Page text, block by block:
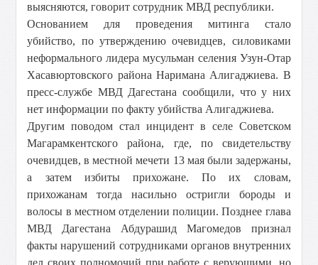
выясняются, говорит сотрудник МВД республики.
Основанием для проведения митинга стало
убийство, по утверждению очевидцев, силовиками
неформального лидера мусульман селения Узун-Отар
Хасавюртовского района Наримана Алигаджиева. В
пресс-службе МВД Дагестана сообщили, что у них
нет информации по факту убийства Алигаджиева.
Другим поводом стал инцидент в селе Советском
Магарамкентского района, где, по свидетельству
очевидцев, в местной мечети 13 мая были задержаны,
а затем избиты прихожане. По их словам,
прихожанам тогда насильно остригли бороды и
волосы в местном отделении полиции. Позднее глава
МВД Дагестана Абдурашид Магомедов признал
факты нарушений сотрудниками органов внутренних
дел своих полномочий при работе с верующими, но